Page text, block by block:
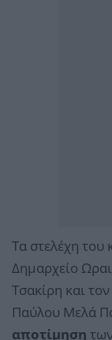
Τα στελέχη
Δημαρχείο
Τσακίρη και
Παύλου Μελά
αποτίμηση